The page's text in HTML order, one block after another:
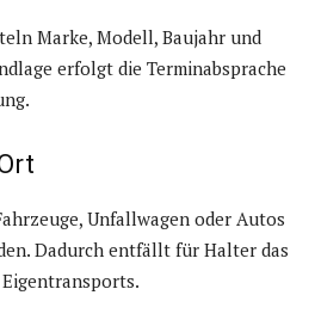
Marke, Modell, Baujahr und
erfolgt die Terminabsprache
Unfallwagen oder Autos
Dadurch entfällt für Halter das